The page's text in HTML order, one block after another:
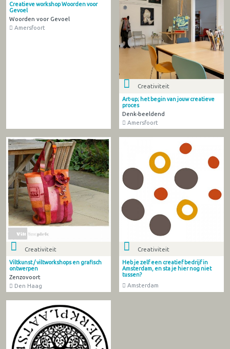
Creatieve workshop Woorden voor
Gevoel
Woorden voor Gevoel
Amersfoort
Creativiteit
Art-up; het begin van jouw creatieve
proces
Denk-beeldend
Amersfoort
Creativiteit
Viltkunst / viltworkshops en grafisch
ontwerpen
Zenzovoort
Den Haag
Creativiteit
Heb je zelf een creatief bedrijf in
Amsterdam, en sta je hier nog niet
tussen?
Amsterdam